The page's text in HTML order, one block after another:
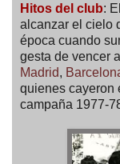
Hitos del club:
alcanzar el cielo
época cuando
gesta de vencer
Madrid,
quienes cayeron
campaña 1977-